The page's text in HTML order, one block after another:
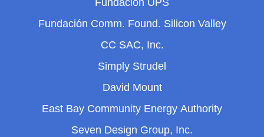
Fundación UPS
Fundación Comm. Found. Silicon Valley
CC SAC, Inc.
Simply Strudel
David Mount
East Bay Community Energy Authority
Seven Design Group, Inc.